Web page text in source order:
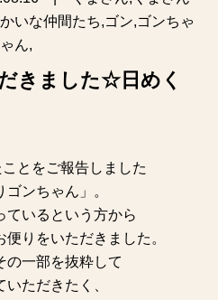
いな仲間たち,ゴン,ゴンちゃ
ん,
きました☆日めく
とをご報告しました
ゴンちゃん 」。
ているという方から
りをいただきました。
の一部を抜粋して
ただきたく、